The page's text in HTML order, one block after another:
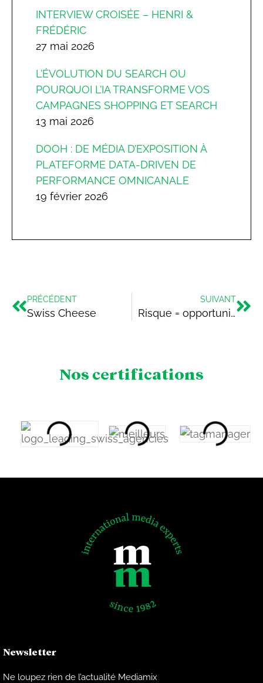
INTERVIEW CROISÉE – HENRI &
FRÉDÉRIC
27 mai 2026
L’ÉVOLUTION DU SEARCH OU
POURQUOI L’IA TRANSFORME VOS
CAMPAGNES SHOPPING ET SEARCH
13 mai 2026
DOOH : DE MÉDIA D’EXPOSITION À
PLATEFORME DATA-DRIVEN DE
PERFORMANCE OMNICANALE
19 février 2026
PRÉCÉDENT
Swiss Cheese
SUIVANT
Risque = opportunité
Nos certifications
Newsletter
Ne loupez rien de l’actualité Mediamix